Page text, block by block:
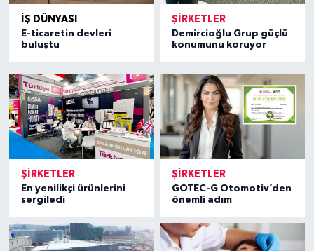
İŞ DÜNYASI
E-ticaretin devleri
buluştu
ŞIRKETLER
Demircioğlu Grup güçlü
konumunu koruyor
ŞIRKETLER
En yenilikçi ürünlerini
sergiledi
ŞIRKETLER
GOTEC-G Otomotiv’den
önemli adım